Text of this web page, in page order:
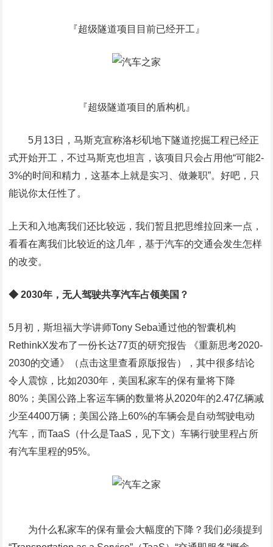
『超级隧道项目目前已经开工』
『超级隧道项目的盾构机』
5月13日，马斯克宣称洛杉矶地下隧道挖掘工程已经正
式开始开工，不过马斯克也坦言，该项目只会占用他“可能2-
3%的时间和精力，这基本上就是实习、做兼职”。好吧，只
能说你太任性了。
上天和入地离我们还比较远，我们暂且把思维拉回来一点，
看看在离我们比较近的这几年，基于汽车的交通会发生怎样
的改变。
◆ 2030年，无人驾驶共享汽车占领美国？
5月初，斯坦福大学讲师Tony Seba通过他的智囊机构
RethinkX发布了一份长达77页的研究报告 《重新思考2020-
2030的交通》（点击这里查看原版报告），其中很多结论
令人震惊，比如2030年，美国私家车的保有量将下降
80%；美国公路上客运车辆的数量将从2020年的2.47亿辆减
少至4400万辆；美国公路上60%的车辆会是自动驾驶电动
汽车，而TaaS（什么是TaaS，见下文）车辆行驶里程占所
有汽车里程的95%。
为什么私家车的保有量会大幅度的下降？我们必须提到